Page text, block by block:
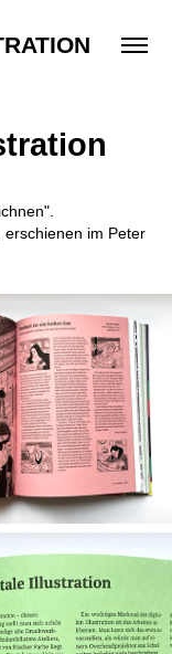
erschienen im Peter